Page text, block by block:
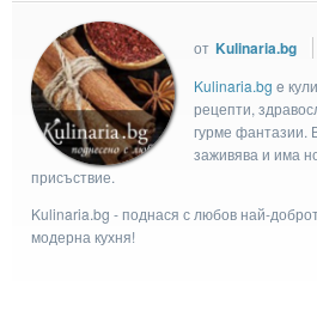
от Kulinaria.bg
Kulinaria.bg e
рецепти,
гурме фантазии.
заживява и има
присъствие.
Kulinaria.bg - поднася с любов най-
модерна кухня!